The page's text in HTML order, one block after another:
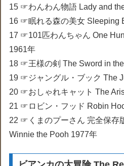
15 ☞わんわん物語 Lady and
16 ☞眠れる森の美女 Sleeping
17 ☞101匹わんちゃん One
1961年
18 ☞王様の剣 The Sword in
19 ☞ジャングル・ブック The
20 ☞おしゃれキャット The
21 ☞ロビン・フッド Robin
22 ☞くまのプーさん 完全保存
Winnie the Pooh 1977年